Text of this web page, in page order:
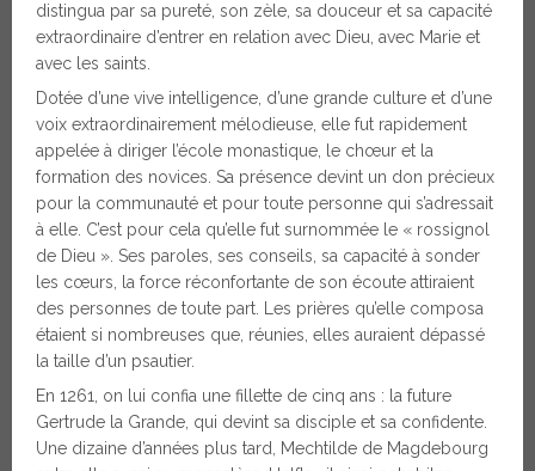
distingua par sa pureté, son zèle, sa douceur et sa capacité
extraordinaire d’entrer en relation avec Dieu, avec Marie et
avec les saints.
Dotée d’une vive intelligence, d’une grande culture et d’une
voix extraordinairement mélodieuse, elle fut rapidement
appelée à diriger l’école monastique, le chœur et la
formation des novices. Sa présence devint un don précieux
pour la communauté et pour toute personne qui s’adressait
à elle. C’est pour cela qu’elle fut surnommée le « rossignol
de Dieu ». Ses paroles, ses conseils, sa capacité à sonder
les cœurs, la force réconfortante de son écoute attiraient
des personnes de toute part. Les prières qu’elle composa
étaient si nombreuses que, réunies, elles auraient dépassé
la taille d’un psautier.
En 1261, on lui confia une fillette de cinq ans : la future
Gertrude la Grande, qui devint sa disciple et sa confidente.
Une dizaine d’années plus tard, Mechtilde de Magdebourg